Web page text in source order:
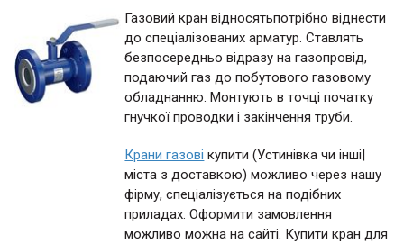
Газовий кран відносятьпотрібно віднести
до спеціалізованих арматур. Ставлять
безпосередньо відразу на газопровід,
подаючий газ до побутового газовому
обладнанню. Монтують в точці початку
гнучкої проводки і закінчення труби.
Крани газові купити (Устинівка чи інші|
міста з доставкою) можливо через нашу
фірму, спеціалізується на подібних
приладах. Оформити замовлення
можливо можна на сайті. Купити кран для